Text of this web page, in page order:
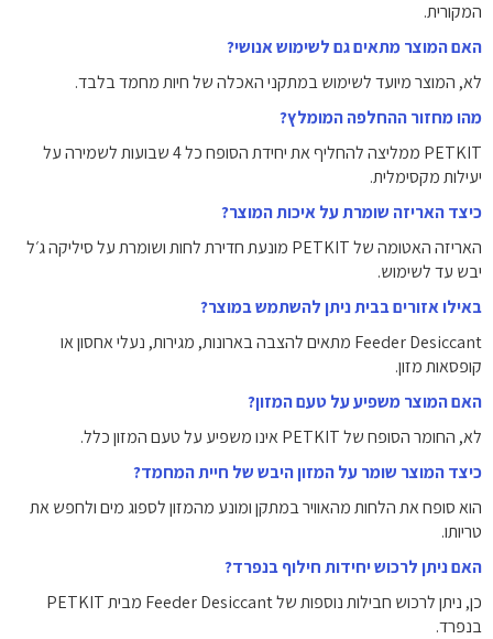
המקורית.
האם המוצר מתאים גם לשימוש אנושי?
לא, המוצר מיועד לשימוש במתקני האכלה של חיות מחמד בלבד.
מהו מחזור ההחלפה המומלץ?
PETKIT ממליצה להחליף את יחידת הסופח כל 4 שבועות לשמירה על
יעילות מקסימלית.
כיצד האריזה שומרת על איכות המוצר?
האריזה האטומה של PETKIT מונעת חדירת לחות ושומרת על סיליקה ג׳ל
יבש עד לשימוש.
באילו אזורים בבית ניתן להשתמש במוצר?
Feeder Desiccant מתאים להצבה בארונות, מגירות, נעלי אחסון או
קופסאות מזון.
האם המוצר משפיע על טעם המזון?
לא, החומר הסופח של PETKIT אינו משפיע על טעם המזון כלל.
כיצד המוצר שומר על המזון היבש של חיית המחמד?
הוא סופח את הלחות מהאוויר במתקן ומונע מהמזון לספוג מים ולחפש את
טריותו.
האם ניתן לרכוש יחידות חילוף בנפרד?
כן, ניתן לרכוש חבילות נוספות של Feeder Desiccant מבית PETKIT
בנפרד.